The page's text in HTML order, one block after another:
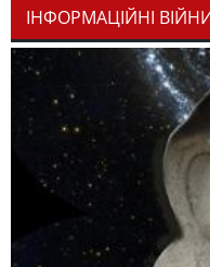
ІНФОРМАЦІЙНІ